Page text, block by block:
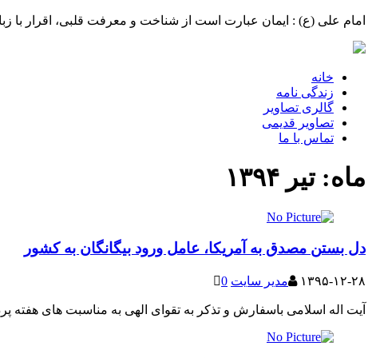
امام علی (ع) : ایمان عبارت است از شناخت و معرفت قلبی، اقرار با
خانه
زندگی نامه
گالری تصاویر
تصاویر قدیمی
تماس با ما
ماه:تیر ۱۳۹۴
دل بستن مصدق به آمریکا، عامل ورود بیگانگان به کشور
۱۳۹۵-۱۲-۲۸ مدیر سایت 0
آیت اله اسلامی باسفارش و تذکر به تقوای الهی به مناسبت های